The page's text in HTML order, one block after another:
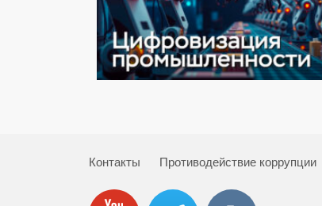
Контакты Противодействие коррупции